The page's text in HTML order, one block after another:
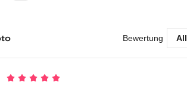
Bewertung